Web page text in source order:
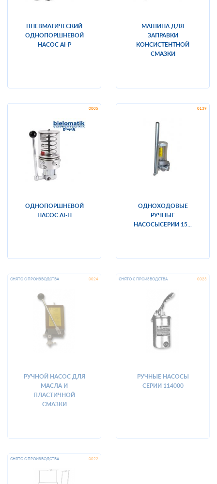
ПНЕВМАТИЧЕСКИЙ
ОДНОПОРШНЕВОЙ
НАСОС AI-P
МАШИНА ДЛЯ
ЗАПРАВКИ
КОНСИСТЕНТНОЙ
СМАЗКИ
ОДНОПОРШНЕВОЙ
НАСОС AI-H
ОДНОХОДОВЫЕ
РУЧНЫЕ
НАСОСЫСЕРИИ 15...
РУЧНОЙ НАСОС ДЛЯ
МАСЛА И
ПЛАСТИЧНОЙ
СМАЗКИ
РУЧНЫЕ НАСОСЫ
СЕРИИ 114000